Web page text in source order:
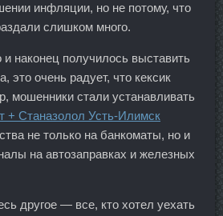
инфляции, но не потому, что
слишком много.
и наконец получилось выставить
это очень радует, что кексик
мошенники стали устанавливать
+ Станазолол Усть-Илимск
не только на банкоматы, но и
на автозаправках и железных
другое — все, кто хотел уехать